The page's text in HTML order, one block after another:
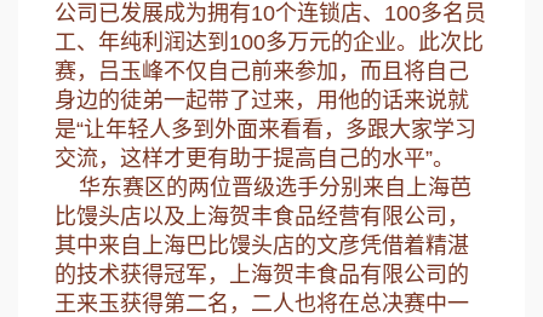
公司已发展成为拥有10个连锁店、100多名员
工、年纯利润达到100多万元的企业。此次比
赛，吕玉峰不仅自己前来参加，而且将自己
身边的徒弟一起带了过来，用他的话来说就
是“让年轻人多到外面来看看，多跟大家学习
交流，这样才更有助于提高自己的水平”。
华东赛区的两位晋级选手分别来自上海芭
比馒头店以及上海贺丰食品经营有限公司，
其中来自上海巴比馒头店的文彦凭借着精湛
的技术获得冠军，上海贺丰食品有限公司的
王来玉获得第二名，二人也将在总决赛中一